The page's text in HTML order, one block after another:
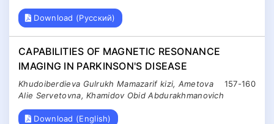
Download (Русский)
CAPABILITIES OF MAGNETIC RESONANCE
IMAGING IN PARKINSON'S DISEASE
157-160
Khudoiberdieva Gulrukh Mamazarif kizi, Ametova
Alie Servetovna, Khamidov Obid Abdurakhmanovich
Download (English)